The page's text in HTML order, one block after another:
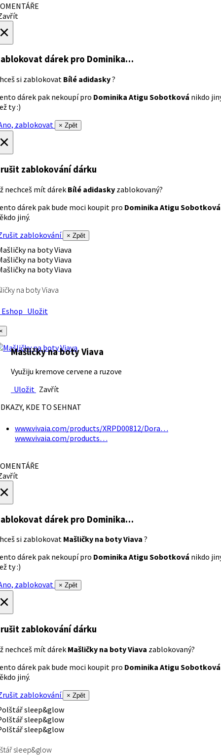
dárek pro Dominika…
si zablokovat Bílé adidasky?
dárek pak nekoupí pro Dominika Atigu Sobotková nikdo
ty :)
zablokovat
× Zpět
zablokování dárku
nechceš mít dárek Bílé adidasky zablokovaný?
dárek pak bude moci koupit pro Dominika Atigu Sobotková
jiný.
zablokování
× Zpět
na boty Viava
Uložit
Mašličky na boty Viava
Využiju kremove cervene a ruzove
Uložit Zavřít
KDE TO SEHNAT
www.vivaia.com/products/XRPD00812/Dora…
www.vivaia.com/products…
dárek pro Dominika…
si zablokovat Mašličky na boty Viava ?
dárek pak nekoupí pro Dominika Atigu Sobotková nikdo
ty :)
zablokovat
× Zpět
zablokování dárku
nechceš mít dárek Mašličky na boty Viava zablokovaný?
dárek pak bude moci koupit pro Dominika Atigu Sobotková
jiný.
zablokování
× Zpět
sleep&glow